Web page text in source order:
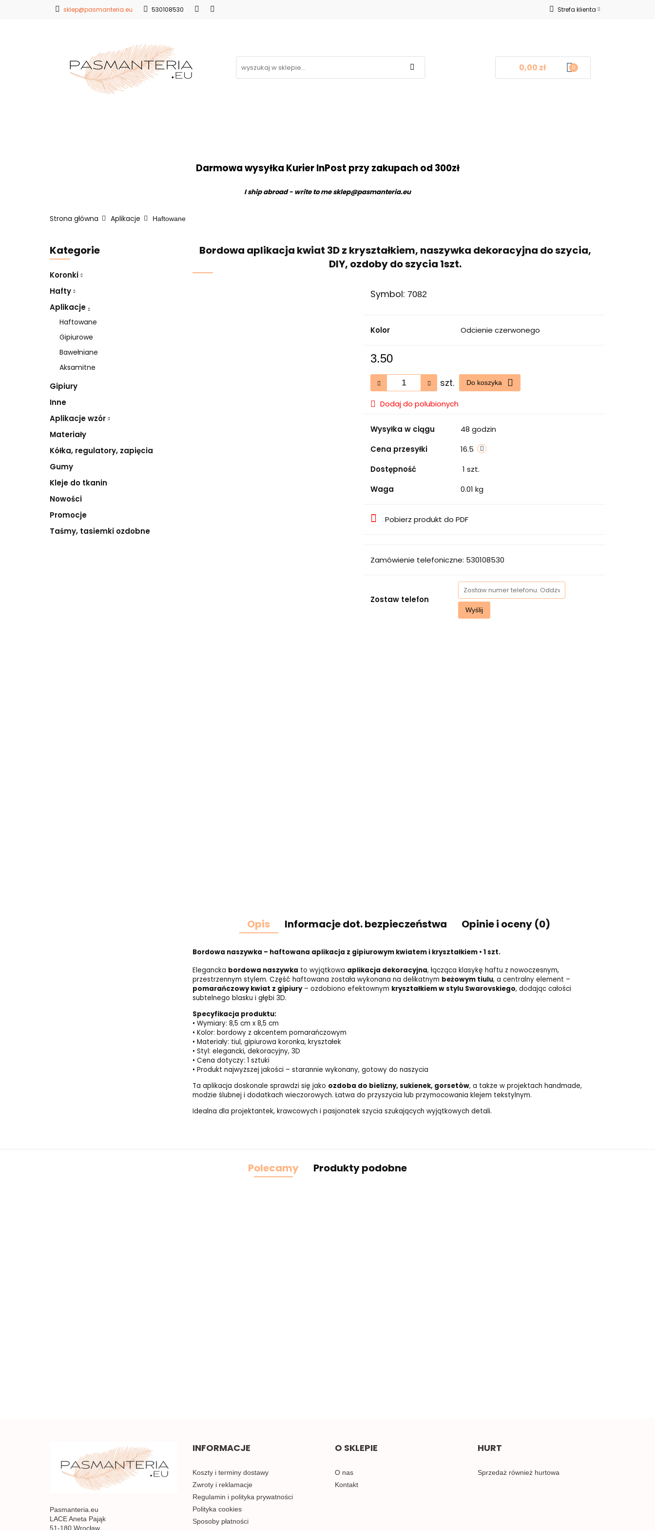
sklep@pasmanteria.eu 530108530 Strefa klienta
Dodaj zgłoszenie
0,00 zł 0
Promocje
Darmowa wysyłka Kurier InPost przy zakupach od 300zł
I ship abroad - write to mesklep@pasmanteria.eu
Strona główna Aplikacje Haftowane
Kategorie
Koronki
Hafty
Aplikacje
Haftowane
Gipiurowe
Bawełniane
Aksamitne
Gipiury
Inne
Aplikacje wzór
Materiały
Kółka, regulatory, zapięcia
Gumy
Kleje do tkanin
Nowości
Promocje
Taśmy, tasiemki ozdobne
Bordowa aplikacja kwiat 3D z kryształkiem, naszywka dekoracyjna do szycia,
DIY, ozdoby do szycia 1szt.
Symbol: 7082
Kolor Odcienie czerwonego
3.50
szt. Do koszyka
Dodaj do polubionych
Wysyłka w ciągu
48 godzin
Cena przesyłki
16.5
Dostępność
1 szt.
Waga
0.01 kg
Pobierz produkt do PDF
Zamówienie telefoniczne: 530108530
Zostaw telefon
Wyślij
Opis Informacje dot. bezpieczeństwa Opinie i oceny (0)
Bordowa naszywka – haftowana aplikacja z gipiurowym kwiatem i kryształkiem • 1 szt.
Elegancka bordowa naszywka to wyjątkowa aplikacja dekoracyjna, łącząca klasykę haftu z nowoczesnym,
przestrzennym stylem. Część haftowana została wykonana na delikatnym beżowym tiulu, a centralny element –
pomarańczowy kwiat z gipiury– ozdobiono efektownym kryształkiem w stylu Swarovskiego, dodając całości
subtelnego blasku i głębi 3D.
Specyfikacja produktu:
• Wymiary: 8,5 cm x 8,5 cm
• Kolor: bordowy z akcentem pomarańczowym
• Materiały: tiul, gipiurowa koronka, kryształek
• Styl: elegancki, dekoracyjny, 3D
• Cena dotyczy: 1 sztuki
• Produkt najwyższej jakości – starannie wykonany, gotowy do naszycia
Ta aplikacja doskonale sprawdzi się jako ozdoba do bielizny, sukienek, gorsetów, a także w projektach handmade,
modzie ślubnej i dodatkach wieczorowych. Łatwa do przyszycia lub przymocowania klejem tekstylnym.
Idealna dla projektantek, krawcowych i pasjonatek szycia szukających wyjątkowych detali.
Polecamy Produkty podobne
Pasmanteria.eu
LACE Aneta Pająk
51-180 Wrocław
INFORMACJE
Koszty i terminy dostawy
Zwroty i reklamacje
Regulamin i polityka prywatności
Polityka cookies
Sposoby płatności
O SKLEPIE
O nas
Kontakt
HURT
Sprzedaż również hurtowa